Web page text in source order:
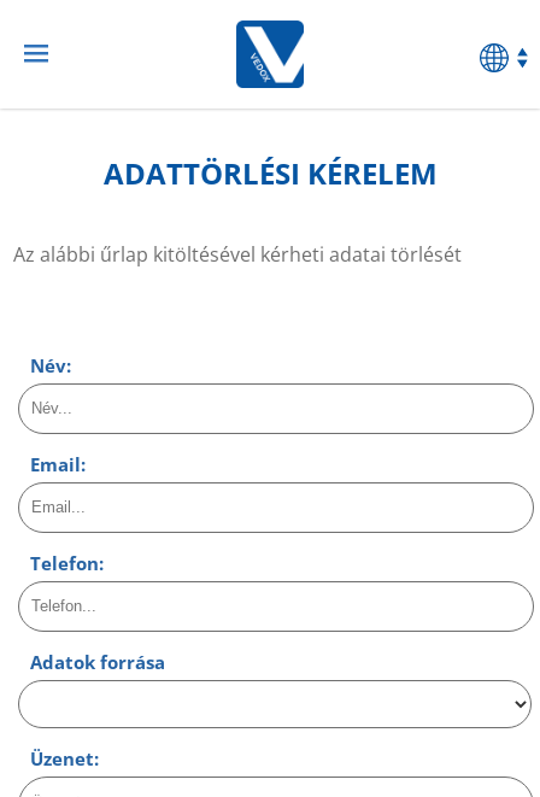
ADATTÖRLÉSI KÉRELEM
Az alábbi űrlap kitöltésével kérheti adatai törlését
Név:
Email:
Telefon:
Adatok forrása
Üzenet: